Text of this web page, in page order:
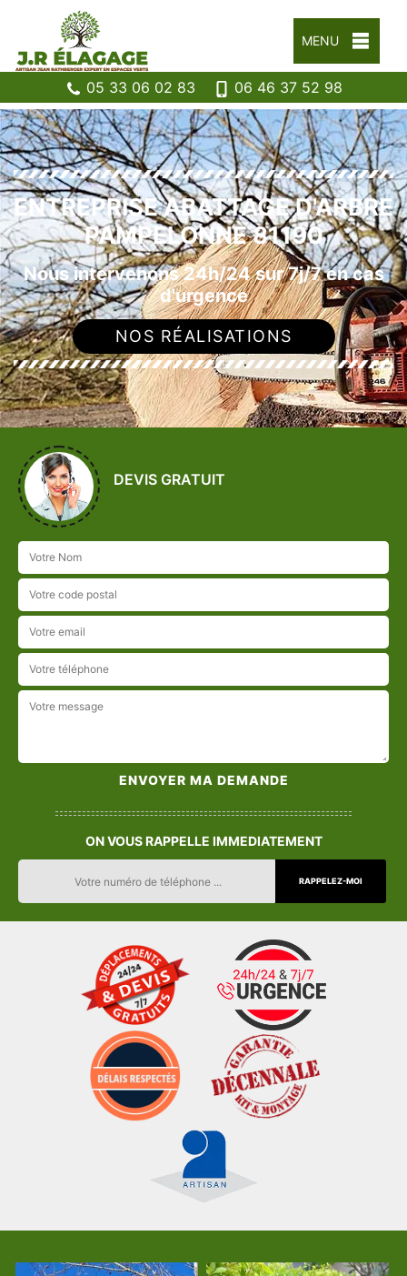
MENU
05 33 06 02 83 06 46 37 52 98
ENTREPRISE ABATTAGE D'ARBRE
PAMPELONNE 81190
Nous intervenons 24h/24 sur 7j/7 en cas
d'urgence
NOS RÉALISATIONS
DEVIS GRATUIT
ON VOUS RAPPELLE IMMEDIATEMENT